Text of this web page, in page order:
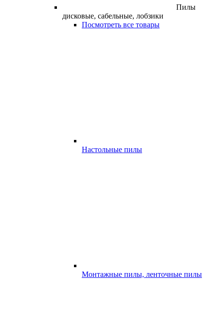
Пилы
дисковые, сабельные, лобзики
Посмотреть все товары
Настольные пилы
Монтажные пилы, ленточные пилы